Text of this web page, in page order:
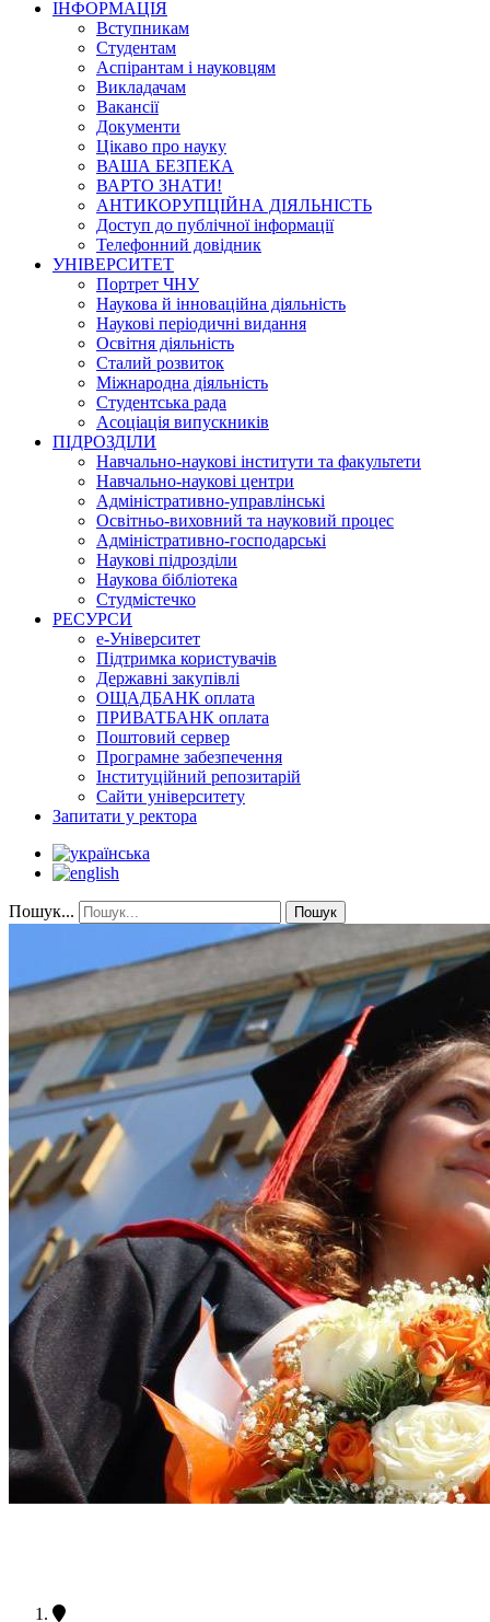
ІНФОРМАЦІЯ
Вступникам
Студентам
Аспірантам і науковцям
Викладачам
Вакансії
Документи
Цікаво про науку
ВАША БЕЗПЕКА
ВАРТО ЗНАТИ!
АНТИКОРУПЦІЙНА ДІЯЛЬНІСТЬ
Доступ до публічної інформації
Телефонний довідник
УНІВЕРСИТЕТ
Портрет ЧНУ
Наукова й інноваційна діяльність
Наукові періодичні видання
Освітня діяльність
Сталий розвиток
Міжнародна діяльність
Студентська рада
Асоціація випускників
ПІДРОЗДІЛИ
Навчально-наукові інститути та факультети
Навчально-наукові центри
Адміністративно-управлінські
Освітньо-виховний та науковий процес
Адміністративно-господарські
Наукові підрозділи
Наукова бібліотека
Студмістечко
РЕСУРСИ
е-Університет
Підтримка користувачів
Державні закупівлі
ОЩАДБАНК оплата
ПРИВАТБАНК оплата
Поштовий сервер
Програмне забезпечення
Інституційний репозитарій
Сайти університету
Запитати у ректора
Пошук... Пошук